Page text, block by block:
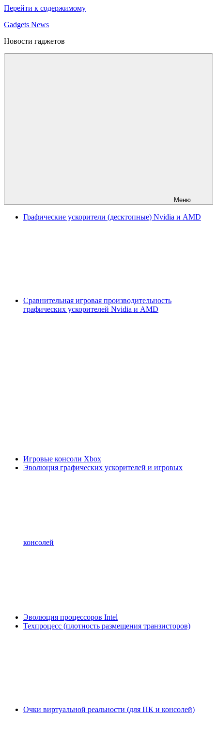
Перейти к содержимому
Gadgets News
Новости гаджетов
Меню
Графические ускорители (десктопные) Nvidia и AMD
Сравнительная игровая производительность
графических ускорителей Nvidia и AMD
Игровые консоли Xbox
Эволюция графических ускорителей и игровых
консолей
Эволюция процессоров Intel
Техпроцесс (плотность размещения транзисторов)
Очки виртуальной реальности (для ПК и консолей)